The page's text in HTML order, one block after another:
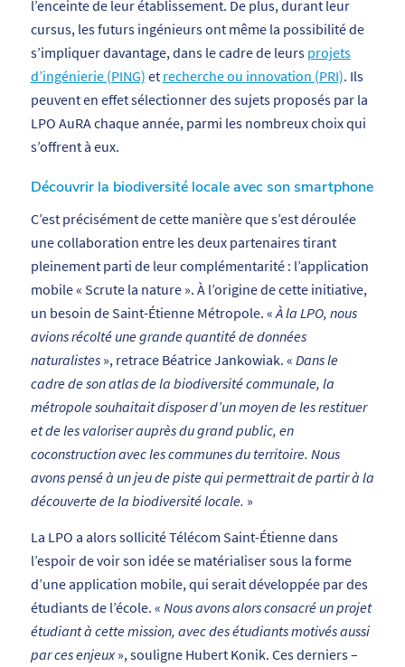
l’enceinte de leur établissement. De plus, durant leur
cursus, les futurs ingénieurs ont même la possibilité de
s’impliquer davantage, dans le cadre de leurs projets
d’ingénierie (PING) et recherche ou innovation (PRI). Ils
peuvent en effet sélectionner des sujets proposés par la
LPO AuRA chaque année, parmi les nombreux choix qui
s’offrent à eux.
Découvrir la biodiversité locale avec son smartphone
C’est précisément de cette manière que s’est déroulée
une collaboration entre les deux partenaires tirant
pleinement parti de leur complémentarité : l’application
mobile « Scrute la nature ». À l’origine de cette initiative,
un besoin de Saint-Étienne Métropole. «À la LPO, nous
avions récolté une grande quantité de données
naturalistes», retrace Béatrice Jankowiak. « Dans le
cadre de son atlas de la biodiversité communale, la
métropole souhaitait disposer d’un moyen de les restituer
et de les valoriser auprès du grand public, en
coconstruction avec les communes du territoire. Nous
avons pensé à un jeu de piste qui permettrait de partir à la
découverte de la biodiversité locale. »
La LPO a alors sollicité Télécom Saint-Étienne dans
l’espoir de voir son idée se matérialiser sous la forme
d’une application mobile, qui serait développée par des
étudiants de l’école. « Nous avons alors consacré un projet
étudiant à cette mission, avec des étudiants motivés aussi
par ces enjeux», souligne Hubert Konik. Ces derniers –